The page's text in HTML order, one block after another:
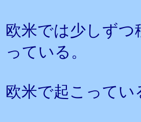
欧米では少しずつ
っている。
欧米で起こって